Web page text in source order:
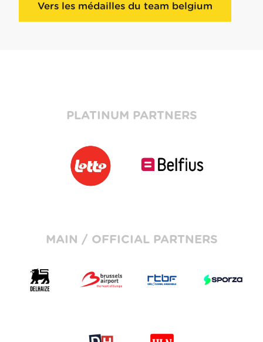
Vers les médailles du team belgium
PLATINUM PARTNERS
MAIN / OFFICIAL PARTNERS